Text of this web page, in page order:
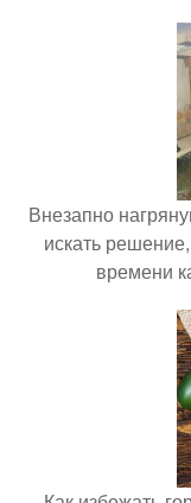
Внезапно
искать
времени